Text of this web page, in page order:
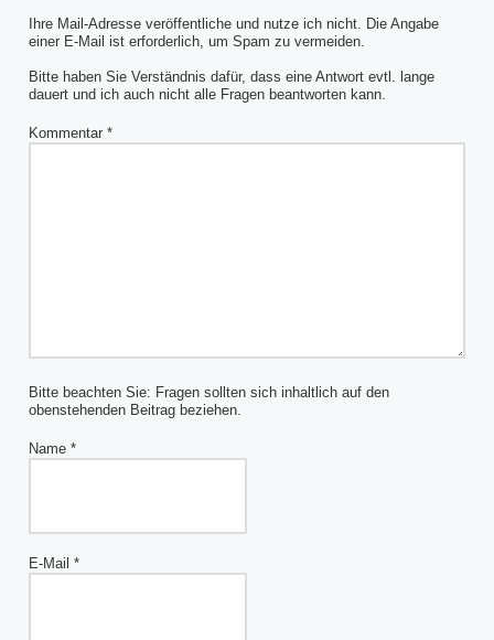
Ihre Mail-Adresse veröffentliche und nutze ich nicht. Die Angabe
einer E-Mail ist erforderlich, um Spam zu vermeiden.
Bitte haben Sie Verständnis dafür, dass eine Antwort evtl. lange
dauert und ich auch nicht alle Fragen beantworten kann.
Kommentar *
Bitte beachten Sie: Fragen sollten sich inhaltlich auf den
obenstehenden Beitrag beziehen.
Name *
E-Mail *